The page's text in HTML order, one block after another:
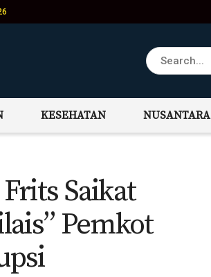
KESEHATAN NUSANTARA
Saikat
Pemkot